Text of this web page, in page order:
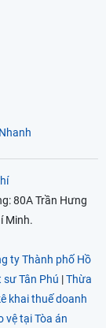
80A Trần Hưng
Minh.
ty Thành phố Hồ
sư Tân Phú |Thừa
khai thuế doanh
vệ tại Tòa án